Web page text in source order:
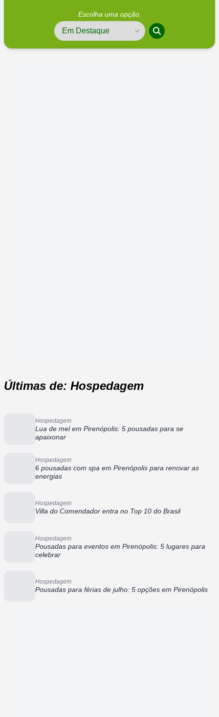
Escolha uma opção.
Últimas de: Hospedagem
Hospedagem
Lua de mel em Pirenópolis: 5 pousadas para se
apaixonar
Hospedagem
6 pousadas com spa em Pirenópolis para renovar as
energias
Hospedagem
Villa do Comendador entra no Top 10 do Brasil
Hospedagem
Pousadas para eventos em Pirenópolis: 5 lugares para
celebrar
Hospedagem
Pousadas para férias de julho: 5 opções em Pirenópolis